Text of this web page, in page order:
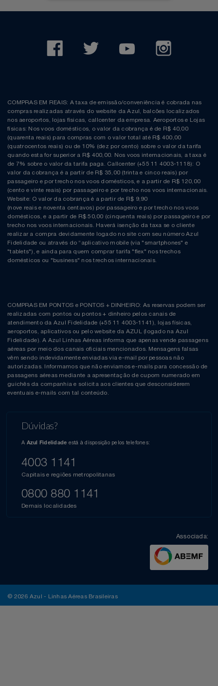
COMPRAS EM REAIS: A taxa de emissão/conveniência é cobrada nas
compras realizadas através do website da Azul, balcões localizados
nos aeroportos, lojas físicas, callcenter da empresa. Aeroportos e Lojas
físicas: Nos voos domésticos, o valor da cobrança é de R$ 40,00
(quarenta reais) para compras com o valor total até R$ 400,00
(quatrocentos reais) ou de 10% (dez por cento) sobre o valor da tarifa
quando esta for superior a R$ 400,00. Nos voos internacionais, a taxa é
de 7% sobre o valor da tarifa paga. Callcenter (+55 11 4003-1118): O
valor da cobrança é a partir de R$ 35,00 (trinta e cinco reais) por
passageiro e por trecho nos voos domésticos, e a partir de R$ 120,00
(cento e vinte reais) por passageiro e por trecho nos voos internacionais.
Website: O valor da cobrança é a partir de R$ 9,90
(nove reais e noventa centavos) por passageiro e por trecho nos voos
domésticos, e a partir de R$ 50,00 (cinquenta reais) por passageiro e por
trecho nos voos internacionais. Haverá isenção da taxa se o cliente
realizar a compra devidamente logado no site com seu número Azul
Fidelidade ou através do “aplicativo mobile (via "smartphones" e
"tablets"), e ainda para quem comprar tarifa "flex" nos trechos
domésticos ou "business" nos trechos internacionais.
COMPRAS EM PONTOS e PONTOS + DINHEIRO: As reservas podem ser
realizadas com pontos ou pontos + dinheiro pelos canais de
atendimento da Azul Fidelidade (+55 11 4003-1141), lojas físicas,
aeroportos, aplicativos ou pelo website da AZUL (logado na Azul
Fidelidade). A Azul Linhas Aéreas informa que apenas vende passagens
aéreas por meio dos canais oficiais mencionados. Mensagens falsas
vêm sendo indevidamente enviadas via e-mail por pessoas não
autorizadas. Informamos que não enviamos e-mails para concessão de
passagens aéreas mediante a apresentação de cupom numerado em
guichês da companhia e solicita aos clientes que desconsiderem
eventuais e-mails com tal conteúdo.
Dúvidas?
A Azul Fidelidade está à disposição pelos telefones:
4003 1141
Capitais e regiões metropolitanas
0800 880 1141
Demais localidades
Associada:
© 2026 Azul - Linhas Aéreas Brasileiras